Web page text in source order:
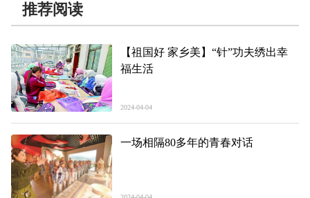
推荐阅读
【祖国好 家乡美】“针”功夫绣出幸
福生活
2024-04-04
一场相隔80多年的青春对话